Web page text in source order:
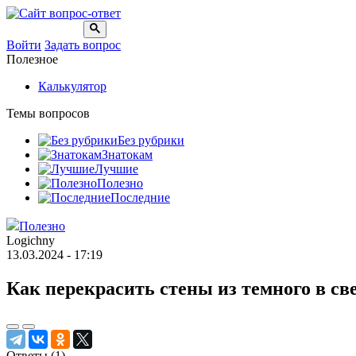
Войти Задать вопрос
Полезное
Калькулятор
Темы вопросов
Без рубрики
Знатокам
Лучшие
Полезно
Последние
Полезно
Logichny
13.03.2024 - 17:19
Как перекрасить стены из темного в